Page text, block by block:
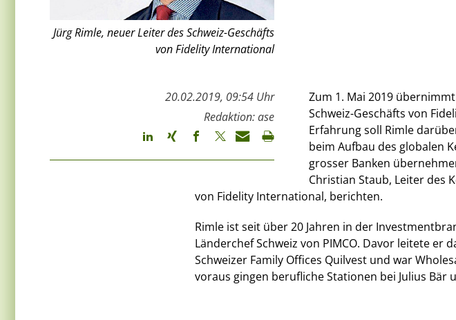
Jürg Rimle, neuer Leiter des Schweiz-Geschäfts
von Fidelity International
20.02.2019, 09:54 Uhr
Redaktion: ase
Zum 1. Mai 2019
Schweiz-Geschäfts von
Erfahrung soll Rimle
beim Aufbau des globalen
grosser Banken
Christian Staub, Leiter des
von Fidelity International, berichten.
Rimle ist seit über 20 Jahren in der
Länderchef Schweiz von PIMCO. Davor leitete er
Schweizer Family Offices Quilvest und war
voraus gingen berufliche Stationen bei Julius Bär